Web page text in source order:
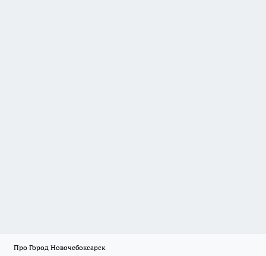
Про Город Новочебоксарск